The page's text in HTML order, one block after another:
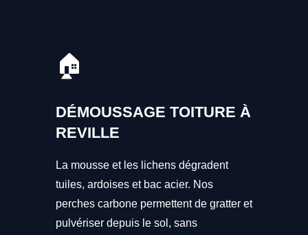
🏠
DÉMOUSSAGE TOITURE À
REVILLE
La mousse et les lichens dégradent
tuiles, ardoises et bac acier. Nos
perches carbone permettent de gratter et
pulvériser depuis le sol, sans